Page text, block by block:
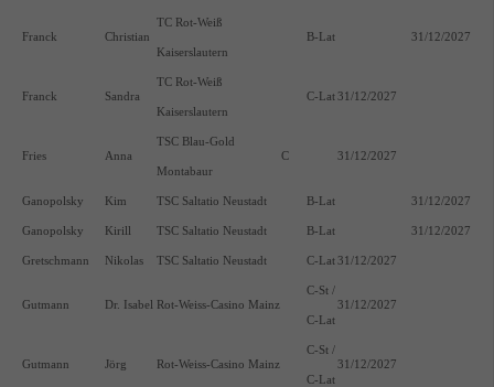
Franck Christian
TC Rot-Weiß
Kaiserslautern
B-Lat 31/12/2027
Franck Sandra
TC Rot-Weiß
Kaiserslautern
C-Lat31/12/2027
Fries Anna
TSC Blau-Gold
Montabaur
C 31/12/2027
Ganopolsky Kim TSC Saltatio Neustadt B-Lat 31/12/2027
Ganopolsky Kirill TSC Saltatio Neustadt B-Lat 31/12/2027
Gretschmann Nikolas TSC Saltatio Neustadt C-Lat31/12/2027
Gutmann Dr. Isabel Rot-Weiss-Casino Mainz
C-St /
C-Lat
31/12/2027
Gutmann Jörg Rot-Weiss-Casino Mainz
C-St /
C-Lat
31/12/2027